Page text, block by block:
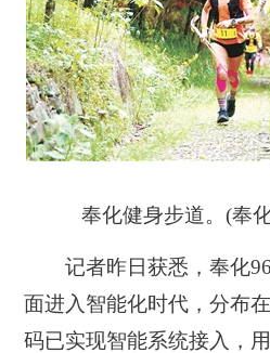
奉化健身步道。(奉
记者昨日获悉，奉化
面进入智能化时代，分布
码已实现智能系统接入，